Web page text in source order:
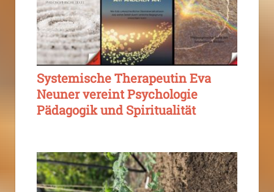
Systemische Therapeutin Eva
Neuner vereint Psychologie
Pädagogik und Spiritualität